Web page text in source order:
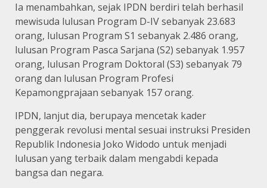
Ia menambahkan, sejak IPDN berdiri telah berhasil
mewisuda lulusan Program D-IV sebanyak 23.683
orang, lulusan Program S1 sebanyak 2.486 orang,
lulusan Program Pasca Sarjana (S2) sebanyak 1.957
orang, lulusan Program Doktoral (S3) sebanyak 79
orang dan lulusan Program Profesi
Kepamongprajaan sebanyak 157 orang.
IPDN, lanjut dia, berupaya mencetak kader
penggerak revolusi mental sesuai instruksi Presiden
Republik Indonesia Joko Widodo untuk menjadi
lulusan yang terbaik dalam mengabdi kepada
bangsa dan negara.